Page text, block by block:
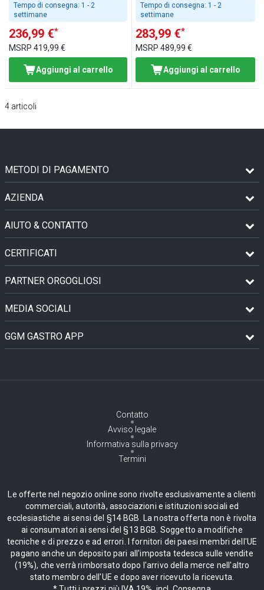
Tempo di consegna: 1 - 2
settimane
236,99 €*
MSRP 419,99 €
Aggiungi al carrello
Tempo di consegna: 1 - 2
settimane
283,99 €*
MSRP489,99 €
Aggiungi al carrello
4 articoli
METODI DI PAGAMENTO
AZIENDA
AIUTO & CONTATTO
CERTIFICATI
PARTNER ORGOGLIOSI
MEDIA SOCIALI
GGM GASTRO APP
Contatto
Avviso legale
Informativa sulla privacy
Termini
Le offerte nel negozio online sono rivolte esclusivamente a clienti
commerciali, autorità, associazioni e istituzioni sociali ed
ecclesiastiche ai sensi del §14 BGB. La nostra offerta non è rivolta
ai consumatori ai sensi del §13 BGB. Soggetto a modifiche
tecniche e di prezzo e ad errori. I fornitori dei paesi membri dell'UE
pagano anche un deposito pari all'imposta tedesca sulle vendite
(19%), che verrà rimborsato dopo l'arrivo della merce nell'altro
stato membro dell'UE e dopo aver ricevuto la ricevuta.